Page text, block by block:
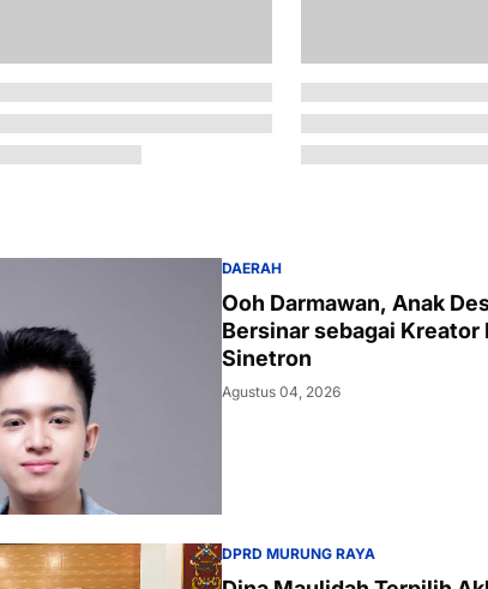
DAERAH
Ooh Darmawan, Anak
Bersinar sebagai Kreator
Sinetron
Agustus 04, 2026
DPRD MURUNG RAYA